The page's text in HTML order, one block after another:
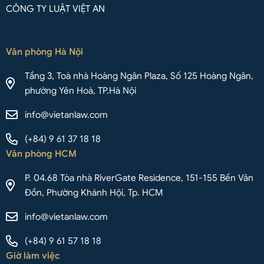
CÔNG TY LUẬT VIỆT AN
Văn phòng Hà Nội
Tầng 3, Toà nhà Hoàng Ngân Plaza, Số 125 Hoàng Ngân,
phường Yên Hoà, TP.Hà Nội
info@vietanlaw.com
(+84) 9 61 37 18 18
Văn phòng HCM
P. 04.68 Tòa nhà RiverGate Residence, 151-155 Bến Vân
Đồn, Phường Khánh Hội, Tp. HCM
info@vietanlaw.com
(+84) 9 61 57 18 18
Giờ làm việc